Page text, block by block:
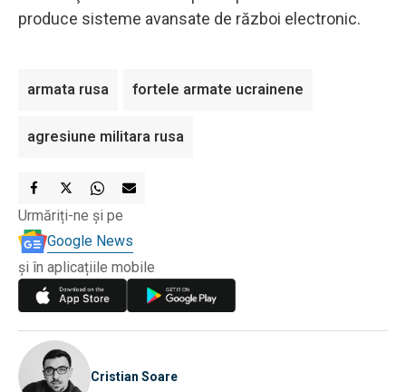
produce sisteme avansate de război electronic.
armata rusa fortele armate ucrainene
agresiune militara rusa
Urmăriți-ne și pe
Google News
și în aplicațiile mobile
Cristian Soare